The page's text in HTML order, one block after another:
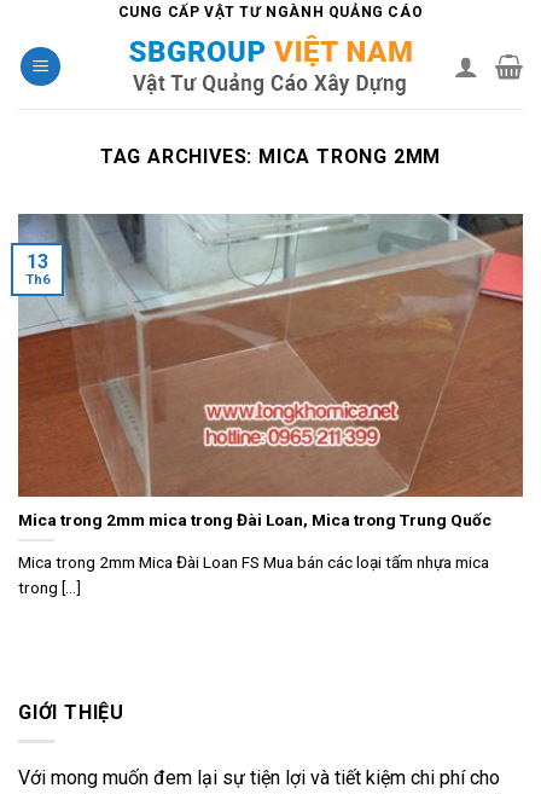
content
CUNG CẤP VẬT TƯ NGÀNH QUẢNG CÁO
TAG ARCHIVES: MICA TRONG 2MM
GIỚI THIỆU
Với mong muốn đem lại sự tiện lợi và tiết kiệm chi phí cho
Mica trong 2mm mica trong Đài Loan, Mica trong Trung Quốc
Mica trong 2mm Mica Đài Loan FS Mua bán các loại tấm nhựa mica
trong [...]
13
Th6